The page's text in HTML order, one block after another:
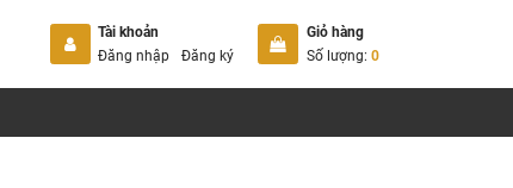
Tài khoản
Đăng nhập
Đăng ký
Giỏ hàng
Số lượng: 0